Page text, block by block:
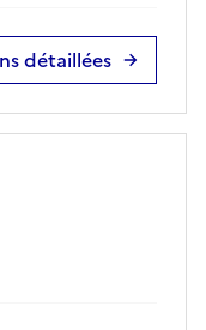
détaillées